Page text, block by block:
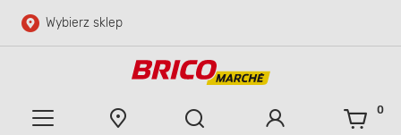
Przejdź do głównej zawartości
Wybierz sklep
0